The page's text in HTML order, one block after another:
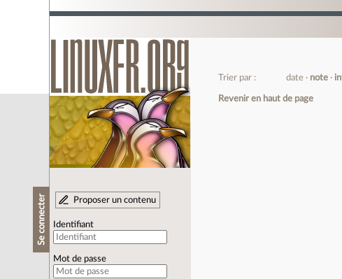
Se connecter Proposer un contenu
Identifiant
Mot de passe
Trier par : date note
Revenir en haut de page